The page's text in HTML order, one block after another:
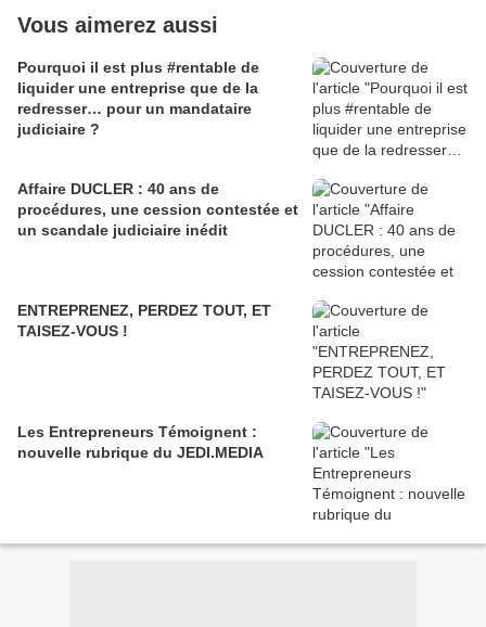
Vous aimerez aussi
Pourquoi il est plus #rentable de
liquider une entreprise que de la
redresser… pour un mandataire
judiciaire ?
Affaire DUCLER : 40 ans de
procédures, une cession contestée et
un scandale judiciaire inédit
ENTREPRENEZ, PERDEZ TOUT, ET
TAISEZ-VOUS !
Les Entrepreneurs Témoignent :
nouvelle rubrique du JEDI.MEDIA